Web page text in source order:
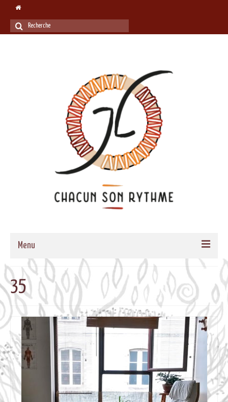
Rechercher
:
Menu
ACCUEIL
QUI SOMMES-NOUS
NOS PROPOSITIONS
TAMBOURS MEDECINE
CADRES EN BOIS MASSIF POUR TAMBOURS
FORMATIONS
MUSIQUE DE BIEN-ETRE
35